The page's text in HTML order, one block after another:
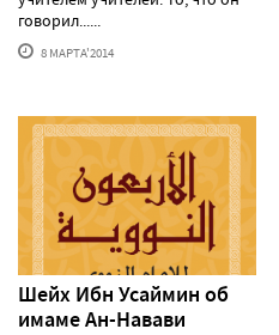
говорил......
8 МАРТА'2014
Шейх Ибн Усаймин об
имаме Ан-Навави